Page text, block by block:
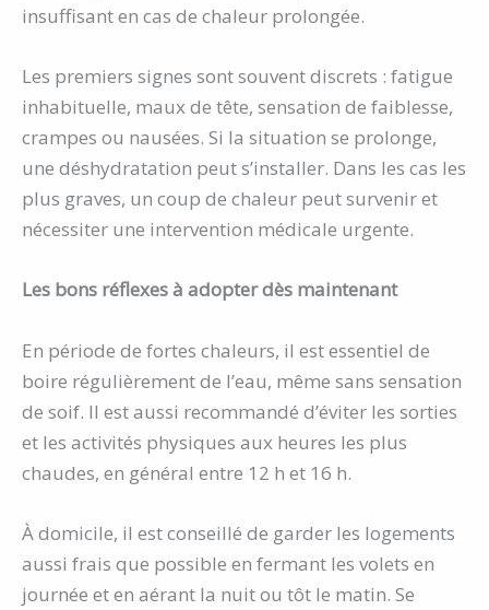
insuffisant en cas de chaleur prolongée.
Les premiers signes sont souvent discrets : fatigue
inhabituelle, maux de tête, sensation de faiblesse,
crampes ou nausées. Si la situation se prolonge,
une déshydratation peut s’installer. Dans les cas les
plus graves, un coup de chaleur peut survenir et
nécessiter une intervention médicale urgente.
Les bons réflexes à adopter dès maintenant
En période de fortes chaleurs, il est essentiel de
boire régulièrement de l’eau, même sans sensation
de soif. Il est aussi recommandé d’éviter les sorties
et les activités physiques aux heures les plus
chaudes, en général entre 12 h et 16 h.
À domicile, il est conseillé de garder les logements
aussi frais que possible en fermant les volets en
journée et en aérant la nuit ou tôt le matin. Se